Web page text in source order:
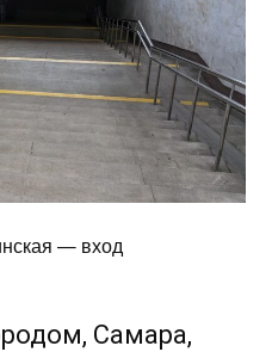
— вход
Самара,